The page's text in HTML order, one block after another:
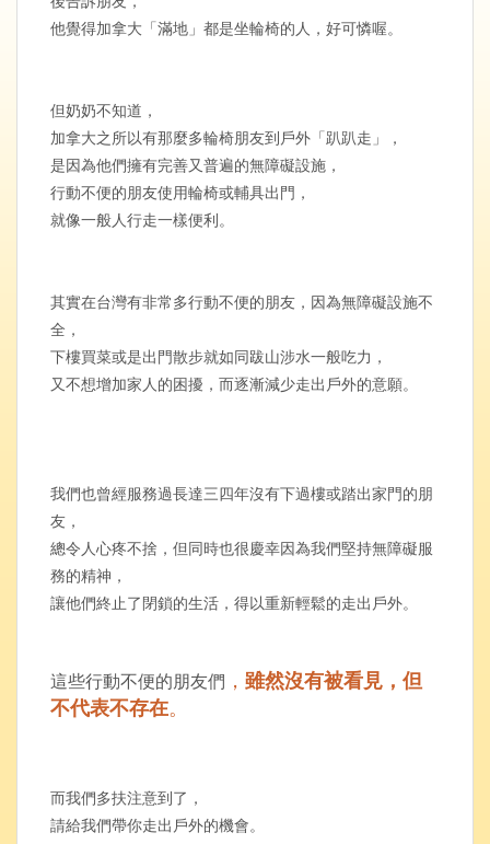
他覺得加拿大「滿地」都是坐輪椅的人，好可憐喔。
但奶奶不知道，
加拿大之所以有那麼多輪椅朋友到戶外「趴趴走」，
是因為他們擁有完善又普遍的無障礙設施，
行動不便的朋友使用輪椅或輔具出門，
就像一般人行走一樣便利。
其實在台灣有非常多行動不便的朋友，因為無障礙設施不
全，
下樓買菜或是出門散步就如同跋山涉水一般吃力，
又不想增加家人的困擾，而逐漸減少走出戶外的意願。
我們也曾經服務過長達三四年沒有下過樓或踏出家門的朋
友，
總令人心疼不捨，但同時也很慶幸因為我們堅持無障礙服
務的精神，
讓他們終止了閉鎖的生活，得以重新輕鬆的走出戶外。
這些行動不便的朋友們 ， 雖然沒有被看見，但
不代表不存在。
而我們多扶注意到了，
請給我們帶你走出戶外的機會。